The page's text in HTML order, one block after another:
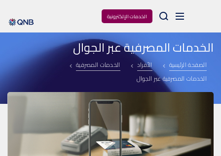
الخدمات الإلكترونية Arama
الخدمات المصرفية عبر الجوال
الصفحة الرئيسية الأفراد
الخدمات المصرفية
الخدمات المصرفية عبر الجوال